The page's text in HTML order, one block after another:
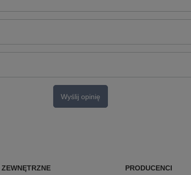
Wyślij opinię
PRODUCENCI